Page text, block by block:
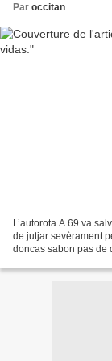
Par occitan
L’autorota A 69 va
de jutjar sevèrament
doncas sabon pas de